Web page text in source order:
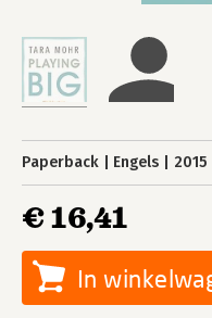
Paperback Engels 2015
€ 16,41
In